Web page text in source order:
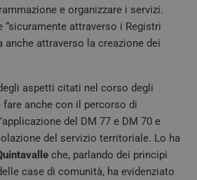
e organizzare i servizi.
“sicuramente attraverso i Registri
anche attraverso la creazione dei
aspetti citati nel corso degli
anche con il percorso di
del DM 77 e DM 70 e
del servizio territoriale. Lo ha
che, parlando dei principi
case di comunità, ha evidenziato